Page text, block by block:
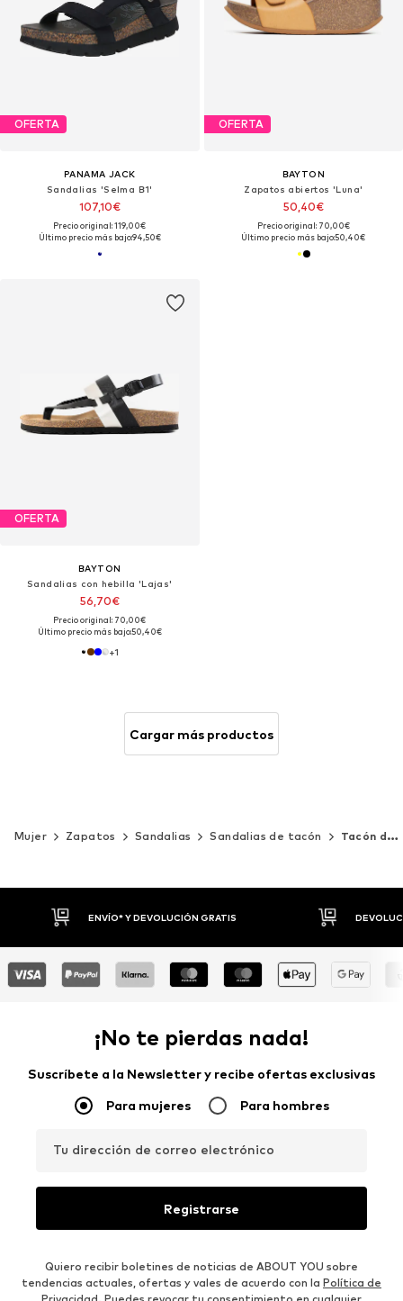
OFERTA
PANAMA JACK
Sandalias 'Selma B1'
107,10€
Precio original: 119,00€
Último precio más bajo:94,50€
OFERTA
BAYTON
Zapatos abiertos 'Luna'
50,40€
Precio original: 70,00€
Último precio más bajo:50,40€
OFERTA
BAYTON
Sandalias con hebilla 'Lajas'
56,70€
Precio original: 70,00€
Último precio más bajo:50,40€
+1
Cargar más productos
Mujer Zapatos Sandalias Sandalias de tacón Tacón de cuña
DEVOLUCIONES HASTA 30 DÍAS
¡No te pierdas nada!
Suscríbete a la Newsletter y recibe ofertas exclusivas
Para mujeres Para hombres
Tu dirección de correo electrónico
Registrarse
Quiero recibir boletines de noticias de ABOUT YOU sobre
tendencias actuales, ofertas y vales de acuerdo con la Política de